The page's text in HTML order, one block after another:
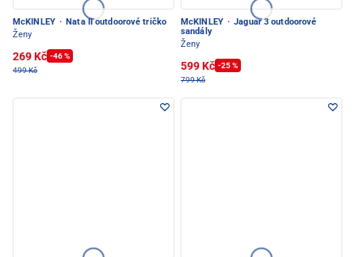
McKINLEY · Nata II outdoorové tričko
Ženy
269 Kč -46 %
499 Kč
McKINLEY · Jaguar 3 outdoorové
sandály
Ženy
599 Kč -25 %
799 Kč